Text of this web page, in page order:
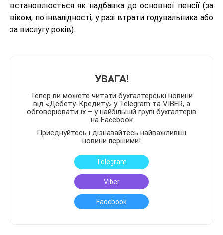
встановлюється як надбавка до основної пенсії (за
віком, по інвалідності, у разі втрати годувальника або
за вислугу років).
УВАГА!
Тепер ви можете читати бухгалтерські новини
від «Дебету-Кредиту» у Telegram та VIBER, а
обговорювати їх – у найбільшій групі бухгалтерів
на Facebook
Приєднуйтесь і дізнавайтесь найважливіші
новини першими!
Telegram
Viber
Facebook